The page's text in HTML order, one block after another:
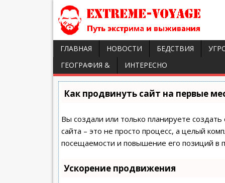
ГЛАВНАЯ НОВОСТИ БЕДСТВИЯ
ГЕОГРАФИЯ &
ИНТЕРЕСНО
Как продвинуть сайт на первые
Вы создали или только планируете
сайта – это не просто процесс, а целый
посещаемости и повышение его позиций в
Ускорение продвижения